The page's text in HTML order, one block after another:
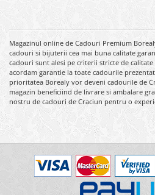
Magazinul online de Cadouri Premium
cadouri si bijuterii cea mai buna calitate
cadouri sunt alesi pe criterii stricte de
acordam garantie la toate cadourile
prioritatea Borealy vor deveni cadourile de
magazin beneficiind de livrare si ambalare
nostru de cadouri de Craciun pentru o